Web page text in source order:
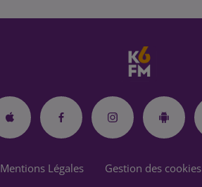
Mentions Légales Gestion des cookies